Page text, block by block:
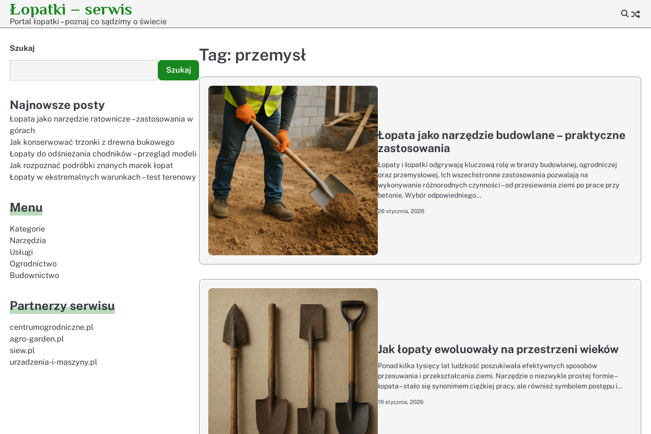
Skip
content
Łopatki – serwis
Portal łopatki – poznaj co sądzimy o świecie
Tag: przemysł
Łopata jako narzędzie budowlane – praktyczne
zastosowania
Łopaty i łopatki odgrywają kluczową rolę w branży budowlanej, ogrodniczej
oraz przemysłowej. Ich wszechstronne zastosowania pozwalają na
wykonywanie różnorodnych czynności – od przesiewania ziemi po prace przy
betonie. Wybór odpowiedniego…
26 stycznia, 2026
Jak łopaty ewoluowały na przestrzeni wieków
Ponad kilka tysięcy lat ludzkość poszukiwała efektywnych sposobów
przesuwania i przekształcania ziemi. Narzędzie o niezwykle prostej formie –
łopata – stało się synonimem ciężkiej pracy, ale również symbolem postępu i…
19 stycznia, 2026
Szukaj
Szukaj
Najnowsze posty
Łopata jako narzędzie ratownicze – zastosowania w
górach
Jak konserwować trzonki z drewna bukowego
Łopaty do odśnieżania chodników – przegląd modeli
Jak rozpoznać podróbki znanych marek łopat
Łopaty w ekstremalnych warunkach – test terenowy
Menu
Kategorie
Narzędzia
Usługi
Ogrodnictwo
Budownictwo
Partnerzy serwisu
centrumogrodniczne.pl
agro-garden.pl
siew.pl
urzadzenia-i-maszyny.pl